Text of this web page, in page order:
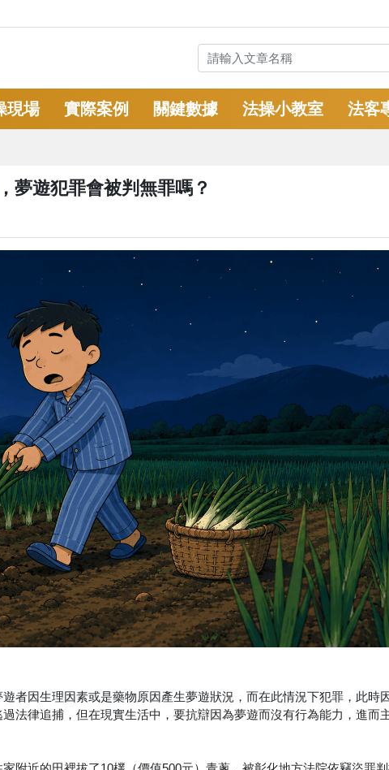
現場 實際案例 關鍵數據 法操小教室 法客
夢遊犯罪會被判無罪嗎？
者因生理因素或是藥物原因產生夢遊狀況，而在此情況下犯罪，此時
法律追捕，但在現實生活中，要抗辯因為夢遊而沒有行為能力，進而